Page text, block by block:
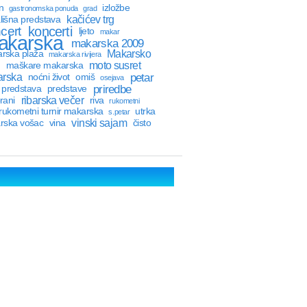
gastronomska ponuda grad
izložbe
predstava
kačićev trg
koncerti ljeto makar
makarska 2009
plaža makarska rivijera Makarsko
maškare makarska
moto susret
noćni život omiš osejava petar
predstava predstave priredbe
ribarska večer riva rukometni
turnir makarska s.petar
utrka
vošac vina vinski sajam čisto